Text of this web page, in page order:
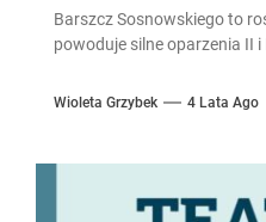
Barszcz Sosnowskiego to
powoduje silne oparzenia II
Wioleta Grzybek 4 Lata Ago